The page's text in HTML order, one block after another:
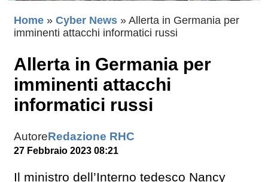
Home » Cyber News » Allerta in Germania per
imminenti attacchi informatici russi
Allerta in Germania per
imminenti attacchi
informatici russi
AutoreRedazione RHC
27 Febbraio 2023 08:21
Il ministro dell’Interno tedesco Nancy